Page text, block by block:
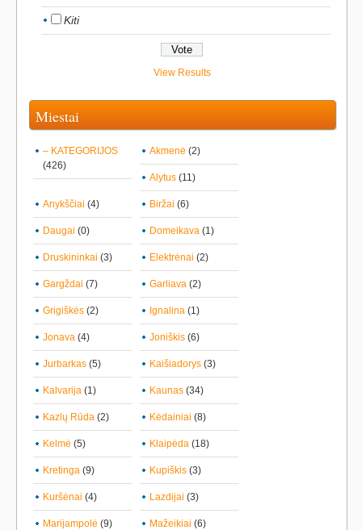
Kiti
View Results
Miestai
– KATEGORIJOS
(426)
Akmenė (2)
Alytus (11)
Anykščiai (4) Biržai (6)
Daugai (0) Domeikava (1)
Druskininkai (3) Elektrėnai (2)
Gargždai (7) Garliava (2)
Grigiškės (2) Ignalina (1)
Jonava (4) Joniškis (6)
Jurbarkas (5) Kaišiadorys (3)
Kalvarija (1) Kaunas (34)
Kazlų Rūda (2) Kėdainiai (8)
Kelmė (5) Klaipėda (18)
Kretinga (9) Kupiškis (3)
Kuršėnai (4) Lazdijai (3)
Marijampolė (9) Mažeikiai (6)